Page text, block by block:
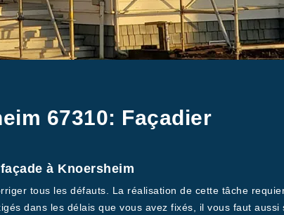
67310: Façadier
à Knoersheim
tous les défauts. La réalisation de cette tâche
dans les délais que vous avez fixés, il vous faut aussi